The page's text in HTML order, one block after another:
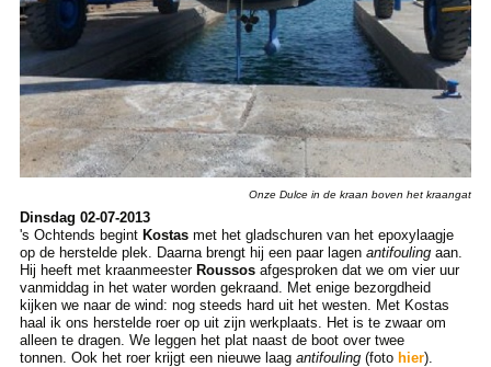
Onze Dulce in de kraan boven het kraangat
Dinsdag 02-07-2013
's Ochtends begint Kostasmet het gladschuren van het epoxylaagje
op de herstelde plek. Daarna brengt hij een paar lagen antifoulingaan.
Hij heeft met kraanmeester Roussosafgesproken dat we om vier uur
vanmiddag in het water worden gekraand. Met enige bezorgdheid
kijken we naar de wind: nog steeds hard uit het westen. Met Kostas
haal ik ons herstelde roer op uit zijn werkplaats. Het is te zwaar om
alleen te dragen. We leggen het plat naast de boot over twee
tonnen. Ook het roer krijgt een nieuwe laag antifouling(foto hier).